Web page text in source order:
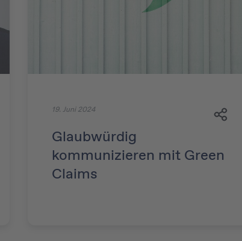
19. Juni 2024
Glaubwürdig
kommunizieren mit Green
Claims